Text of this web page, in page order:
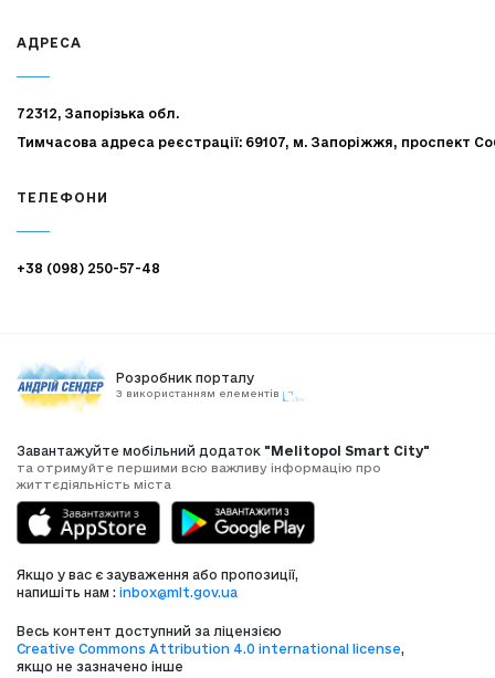
АДРЕСА
72312, Запорізька обл.
Тимчасова адреса реєстрації: 69107, м. Запоріжжя, проспект
ТЕЛЕФОНИ
+38 (098) 250-57-48
Розробник порталу
З використанням елементів
Завантажуйте мобільний додаток "Melitopol Smart City"
та отримуйте першими всю важливу інформацію про
життєдіяльність міста
Якщо у вас є зауваження або пропозиції,
напишіть нам : inbox@mlt.gov.ua
Весь контент доступний за ліцензією
Creative Commons Attribution 4.0 international license,
якщо не зазначено інше